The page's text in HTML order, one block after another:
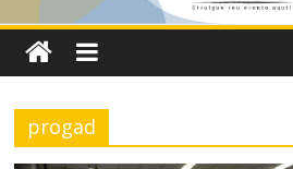
Oficina gratuita de literatura e
para educadores da rede pública
progad